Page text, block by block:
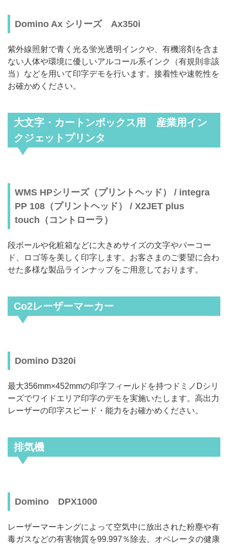
Domino Ax シリーズ Ax350i
紫外線照射で青く光る蛍光透明インクや、有機溶剤を含ま
ない人体や環境に優しいアルコール系インク（有規則非該
当）などを用いて印字デモを行います。接着性や速乾性を
お確かめください。
大文字・カートンボックス用 産業用イン
クジェットプリンタ
WMS HPシリーズ（プリントヘッド） / integra
PP 108（プリントヘッド） / X2JET plus
touch（コントローラ）
段ボールや化粧箱などに大きめサイズの文字やバーコー
ド、ロゴ等を美しく印字します。お客さまのご要望に合わ
せた多様な製品ラインナップをご用意しております。
Co2レーザーマーカー
Domino D320i
最大356mm×452mmの印字フィールドを持つドミノDシリ
ーズでワイドエリア印字のデモを実施いたします。高出力
レーザーの印字スピード・能力をお確かめください。
排気機
Domino DPX1000
レーザーマーキングによって空気中に放出された粉塵や有
毒ガスなどの有害物質を99.997％除去。オペレータの健康